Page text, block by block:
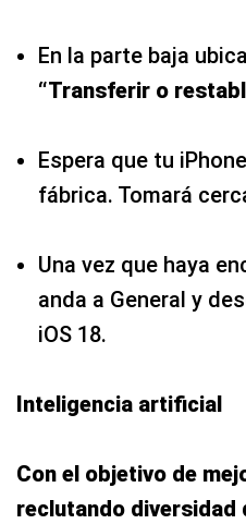
En la parte baja
“Transferir o
Espera que tu
fábrica. Tomará
Una vez que haya
anda a General y
iOS 18.
Inteligencia artificial
Con el objetivo de
reclutando diversidad